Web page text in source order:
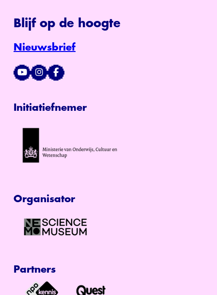
Blijf op de hoogte
Nieuwsbrief
Initiatiefnemer
Organisator
Partners